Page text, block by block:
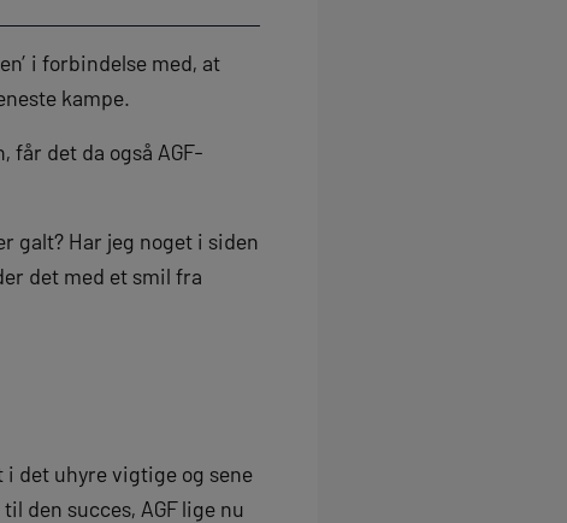
i forbindelse med, at
kampe.
får det da også AGF-
galt? Har jeg noget i siden
det med et smil fra
i det uhyre vigtige og sene
den succes, AGF lige nu